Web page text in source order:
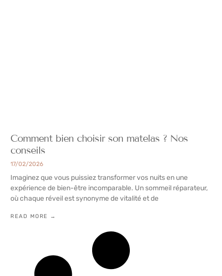
Comment bien choisir son matelas ? Nos
conseils
17/02/2026
Imaginez que vous puissiez transformer vos nuits en une
expérience de bien-être incomparable. Un sommeil réparateur,
où chaque réveil est synonyme de vitalité et de
READ MORE →